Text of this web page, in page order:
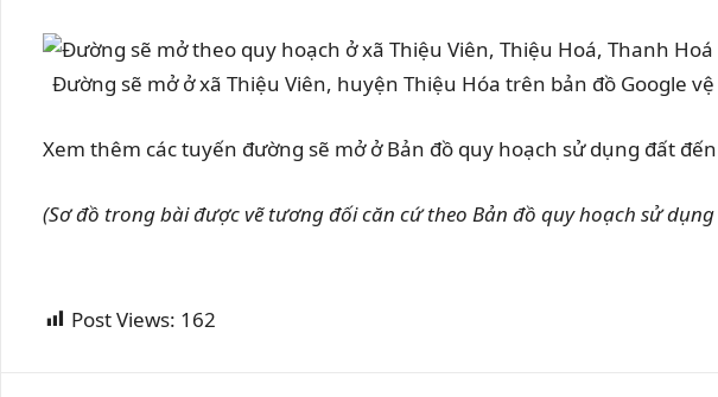
Đường sẽ mở ở xã Thiệu Viên, huyện Thiệu Hóa trên bản đồ
Xem thêm các tuyến đường sẽ mở ở Bản đồ quy hoạch sử dụng đất
(Sơ đồ trong bài được vẽ tương đối căn cứ theo Bản đồ quy hoạch sử
Post Views: 162